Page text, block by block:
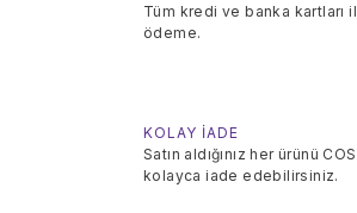
Tüm kredi ve banka kartları
ödeme.
KOLAY İADE
Satın aldığınız her ürünü
kolayca iade edebilirsiniz.